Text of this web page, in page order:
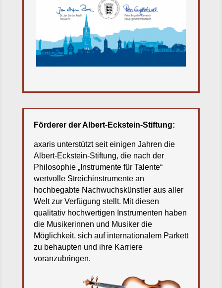
Förderer der Albert-Eckstein-Stiftung:
axaris unterstützt seit einigen Jahren die
Albert-Eckstein-Stiftung, die nach der
Philosophie „Instrumente für Talente“
wertvolle Streichinstrumente an
hochbegabte Nachwuchskünstler aus aller
Welt zur Verfügung stellt. Mit diesen
qualitativ hochwertigen Instrumenten haben
die Musikerinnen und Musiker die
Möglichkeit, sich auf internationalem Parkett
zu behaupten und ihre Karriere
voranzubringen.